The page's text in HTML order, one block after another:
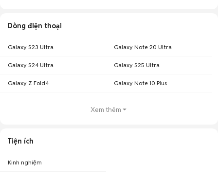
Dòng điện thoại
Galaxy S23 Ultra Galaxy Note 20 Ultra
Galaxy S24 Ultra Galaxy S25 Ultra
Galaxy Z Fold4 Galaxy Note 10 Plus
Xem thêm
Tiện ích
Kinh nghiệm